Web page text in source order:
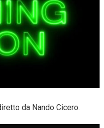
da Nando Cicero.